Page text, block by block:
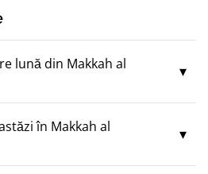
lună din Makkah al
în Makkah al